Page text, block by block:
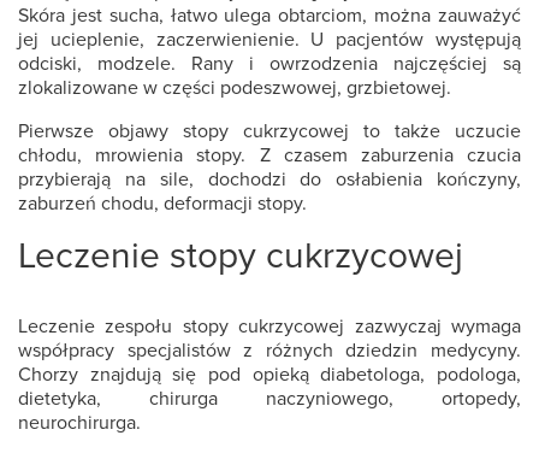
Skóra jest sucha, łatwo ulega obtarciom, można zauważyć
jej ucieplenie, zaczerwienienie. U pacjentów występują
odciski, modzele. Rany i owrzodzenia najczęściej są
zlokalizowane w części podeszwowej, grzbietowej.
Pierwsze objawy stopy cukrzycowej to także uczucie
chłodu, mrowienia stopy. Z czasem zaburzenia czucia
przybierają na sile, dochodzi do osłabienia kończyny,
zaburzeń chodu, deformacji stopy.
Leczenie stopy cukrzycowej
Leczenie zespołu stopy cukrzycowej zazwyczaj wymaga
współpracy specjalistów z różnych dziedzin medycyny.
Chorzy znajdują się pod opieką diabetologa, podologa,
dietetyka, chirurga naczyniowego, ortopedy,
neurochirurga.